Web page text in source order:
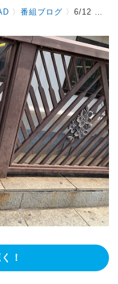
〉番組ブログ 〉6/12 リニア館コンサート・第４種踏切 & お知らせ
！